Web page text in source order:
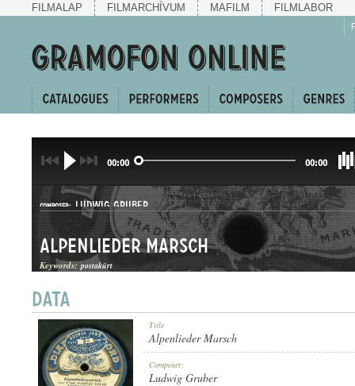
FILMALAP FILMARCHÍVUM MAFILM FILMLABOR
00:00 00:00
COMPOSER: LUDWIG GRUBER
LÄNDLER
Alpenlieder Marsch
Keywords: postakürt
Title
Alpenlieder Marsch
Composer:
Ludwig Gruber